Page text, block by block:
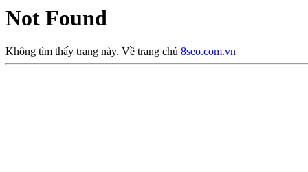
Not Found
Không tìm thấy trang này. Về trang chủ 8seo.com.vn